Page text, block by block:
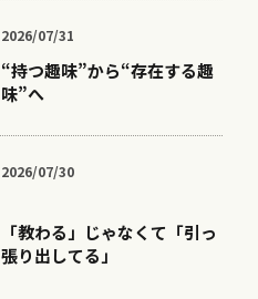
2026/07/31
“持つ趣味”から“存在する趣
味”へ
2026/07/30
「教わる」じゃなくて「引っ
張り出してる」